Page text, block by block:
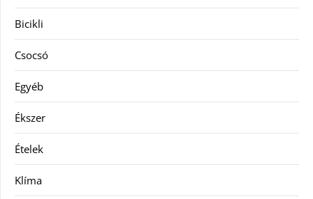
Bicikli
Csocsó
Egyéb
Ékszer
Ételek
Klíma